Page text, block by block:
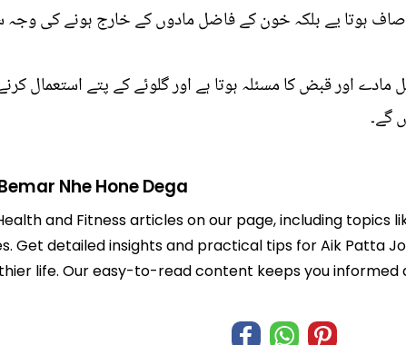
ہوتا یے بلکہ خون کے فاضل مادوں کے خارج ہونے کی
اور قبض کا مسئلہ ہوتا ہے اور گلوئے کے پتے استعمال
گے۔
Nhe Hone Dega
and Fitness articles on our page, including topics
Get detailed insights and practical tips for Aik Patta
life. Our easy-to-read content keeps you